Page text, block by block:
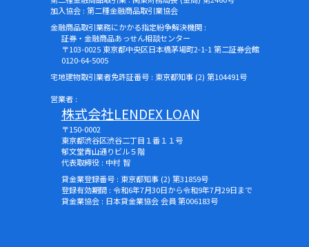
加入協会 : 第二種金融商品取引業協会
金融商品取引業務にかかる指定紛争解決機関 :
証券・金融商品あっせん相談センター
〒103-0025 東京都中央区日本橋茅場町2-1-1 第二証券会館
0120-64-5005
宅地建物取引業者免許証番号 : 東京都知事 (2) 第104491号
営業者 :
株式会社LENDEX LOAN
〒150-0002
東京都渋谷区渋谷二丁目１番１１号
郁文堂青山通りビル５階
代表取締役 : 中村 智
貸金業登録番号 : 東京都知事 (2) 第31859号
登録有効期間 : 令和6年7月30日から令和9年7月29日まで
貸金業協会 : 日本貸金業協会 会員 第006183号